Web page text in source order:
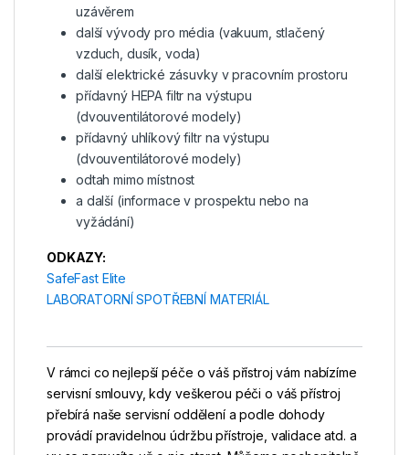
uzávěrem
další vývody pro média (vakuum, stlačený
vzduch, dusík, voda)
další elektrické zásuvky v pracovním prostoru
přídavný HEPA filtr na výstupu
(dvouventilátorové modely)
přídavný uhlíkový filtr na výstupu
(dvouventilátorové modely)
odtah mimo místnost
a další (informace v prospektu nebo na
vyžádání)
ODKAZY:
SafeFast Elite
LABORATORNÍ SPOTŘEBNÍ MATERIÁL
V rámci co nejlepší péče o váš přístroj vám nabízíme
servisní smlouvy, kdy veškerou péči o váš přístroj
přebírá naše servisní oddělení a podle dohody
provádí pravidelnou údržbu přístroje, validace atd. a